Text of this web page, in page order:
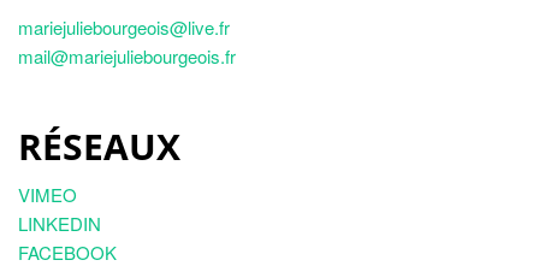
mariejuliebourgeois@live.fr
mail@mariejuliebourgeois.fr
RÉSEAUX
VIMEO
LINKEDIN
FACEBOOK